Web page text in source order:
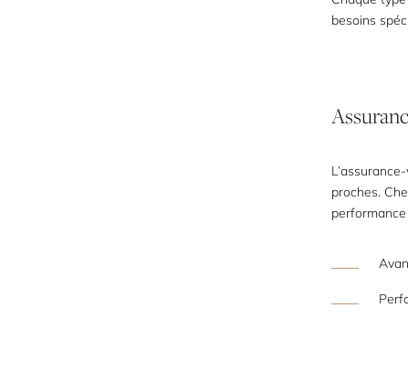
besoins
proches.